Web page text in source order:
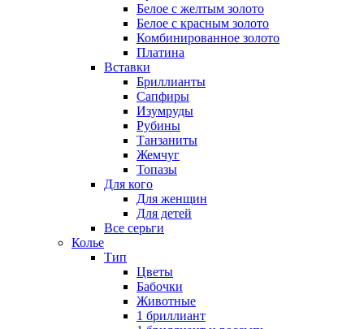
Белое с желтым золото
Белое с красным золото
Комбинированное золото
Платина
Вставки
Бриллианты
Сапфиры
Изумруды
Рубины
Танзаниты
Жемчуг
Топазы
Для кого
Для женщин
Для детей
Все серьги
Колье
Тип
Цветы
Бабочки
Животные
1 бриллиант